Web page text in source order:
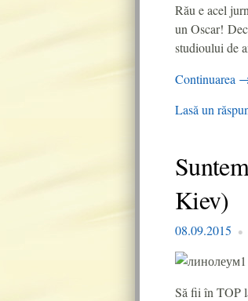
Rău e acel
un Oscar!
studioului de
Continuarea
Lasă un
Kiev)
08.09.2015
Să fii în TOP